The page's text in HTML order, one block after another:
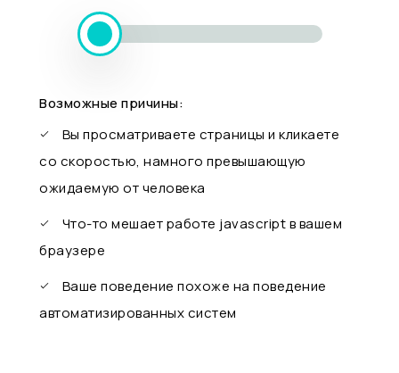
Возможные причины:
Вы просматриваете страницы и кликаете
со скоростью, намного превышающую
ожидаемую от человека
Что-то мешает работе javascript в вашем
браузере
Ваше поведение похоже на поведение
автоматизированных систем